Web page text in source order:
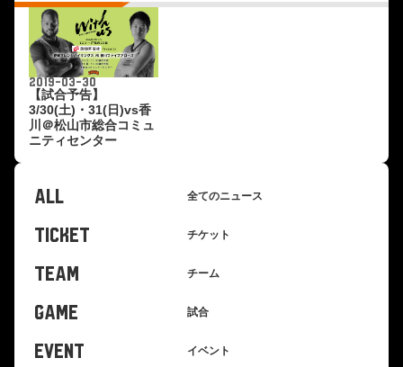
2019-03-30
【試合予告】
3/30(土)・31(日)vs香
川＠松山市総合コミュ
ニティセンター
ALL 全てのニュース
TICKET チケット
TEAM チーム
GAME 試合
EVENT イベント